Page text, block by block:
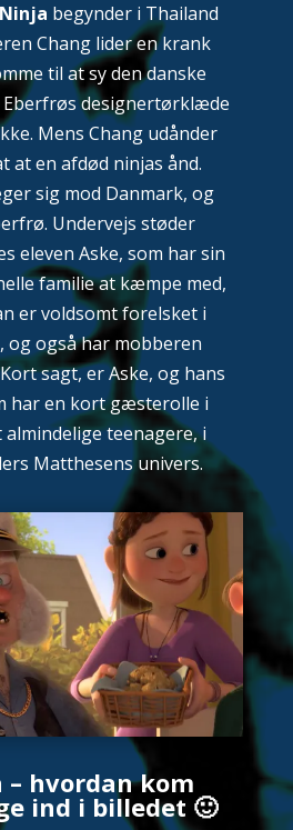
begynder i Thailand
Chang lider en krank
til at sy den danske
designertørklæde
Mens Chang udånder
at en afdød ninjas ånd.
sig mod Danmark, og
Undervejs støder
eleven Aske, som har sin
familie at kæmpe med,
er voldsomt forelsket i
og også har mobberen
sagt, er Aske, og hans
har en kort gæsterolle i
almindelige teenagere, i
Matthesens univers.
hvordan kom
ind i billedet 🙂